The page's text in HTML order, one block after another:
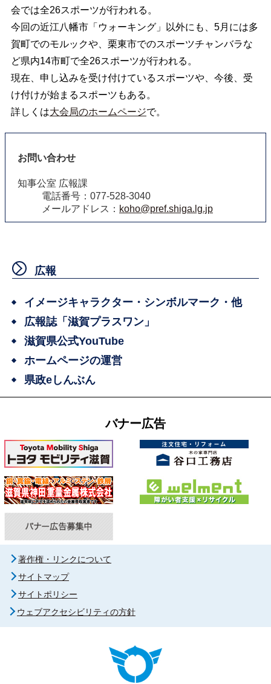
会では全26スポーツが行われる。
今回の近江八幡市「ウォーキング」以外にも、5月には多
賀町でのモルックや、栗東市でのスポーツチャンバラな
ど県内14市町で全26スポーツが行われる。
現在、申し込みを受け付けているスポーツや、今後、受
け付けが始まるスポーツもある。
詳しくは大会局のホームページで。
お問い合わせ
知事公室 広報課
電話番号：077-528-3040
メールアドレス： koho@pref.shiga.lg.jp
広報
イメージキャラクター・シンボルマーク・他
広報誌「滋賀プラスワン」
滋賀県公式YouTube
ホームページの運営
県政eしんぶん
バナー広告
著作権・リンクについて
サイトマップ
サイトポリシー
ウェブアクセシビリティの方針